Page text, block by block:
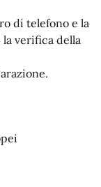
di telefono e la
verifica della